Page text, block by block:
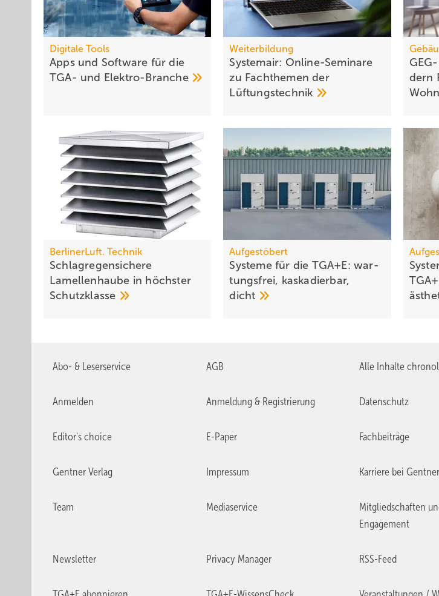
Digitale Tools
Apps und Soft­ware für die
TGA- und Elek­tro-Branche
Weiterbildung
Systemair: Online-Seminare
zu Fach­the­men der
Lüf­tungs­tech­nik
dern
BerlinerLuft. Technik
Schlagregensichere
Lamellenhaube in höchster
Schutzklasse
Aufgestöbert
Systeme für die TGA+E: war­
tungs­frei, kas­ka­dier­bar,
dicht
Abo- & Leserservice AGB Alle Inhalte
Anmelden Anmeldung & Registrierung Datenschutz
Editor's choice E-Paper Fachbeiträge
Gentner Verlag Impressum Karriere bei Gentner
Team Mediaservice
Mitgliedschaften
Engagement
Newsletter Privacy Manager RSS-Feed